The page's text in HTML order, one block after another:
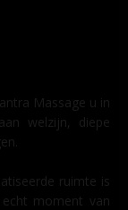
Massage u in
welzijn, diepe
ruimte is
moment van